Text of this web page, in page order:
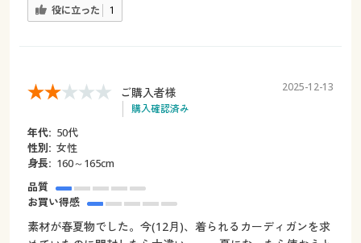
役に立った 1
ご購入者様
購入確認済み
2025-12-13
年代: 50代
性別: 女性
身長: 160～165cm
品質
お買い得感
素材が春夏物でした。今(12月)、着られるカーディガンを求